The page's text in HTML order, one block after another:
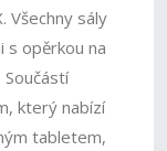
Všechny sály
s opěrkou na
který nabízí
tabletem,